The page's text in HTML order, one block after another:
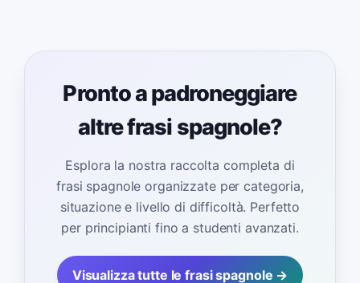
Pronto a padroneggiare
altre frasi spagnole?
Esplora la nostra raccolta completa di
frasi spagnole organizzate per categoria,
situazione e livello di difficoltà. Perfetto
per principianti fino a studenti avanzati.
Visualizza tutte le frasi spagnole →